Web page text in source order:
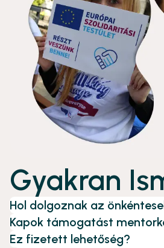
Gyakran
Hol dolgoznak az
Kapok támogatást
Ez fizetett lehetőség?